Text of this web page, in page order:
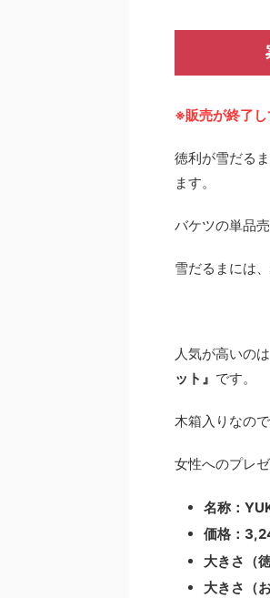
※販売が終了し
徳利が雪だる
ます。
バケツの単品
雪だるまには
人気が高いの
ット』 です。
木箱入りなの
女性へのプレ
名称：
価格：
大きさ（
大きさ（